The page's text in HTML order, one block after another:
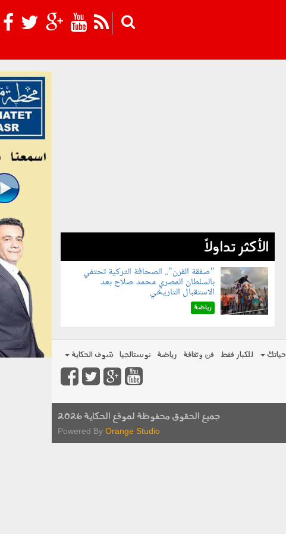
الأكثر تداولاً
070801.jpg
"صفقة القرن".. الصحافة التركية تحتفي
بالسلطان المصري محمد صلاح بعد
الاستقبال التاريخي
رياضة
حياتك للكبار فقط فن وثقافة رياضة نوستالجيا شوف الحكاية
جميع الحقوق محفوظة لموقع الحكاية 2026
Powered By Orange Studio